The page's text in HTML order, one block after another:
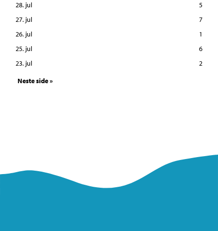
28. jul
5
27. jul
7
26. jul
1
25. jul
6
23. jul
2
Neste side »